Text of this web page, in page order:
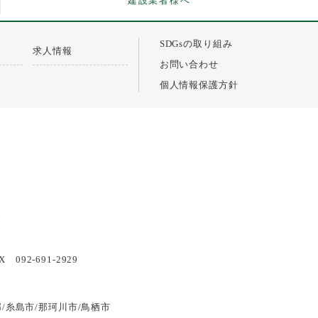
求人情報
SDGsの取り組み
お問い合わせ
個人情報保護方針
092-691-2929
糸島市/那珂川市/鳥栖市